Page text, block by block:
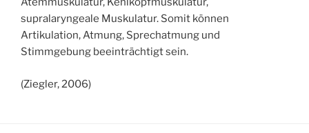
supralaryngeale Muskulatur. Somit können
Artikulation, Atmung, Sprechatmung und
Stimmgebung beeinträchtigt sein.
(Ziegler, 2006)